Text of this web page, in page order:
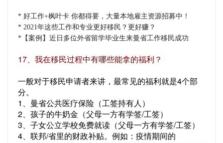
* 好工作+枫叶卡 你都得要，大量本地雇主资源招募中！
* 2021年这些工作和专业更好移民？更好赚？
*【案例】近日多位外省留学毕业生来曼省工作移民成功
17、我在移民过程中有哪些能拿的福利？
一般对于移民申请者来讲，最常见的福利就是4个部
分。
1、曼省公共医疗保险（工签持有人）
2、孩子的牛奶金（父母一方有学签/工签）
3、子女公立学校免费就读（父母一方有学签/工签）
4、联邦/省里的财政补贴。例如：疫情期间的